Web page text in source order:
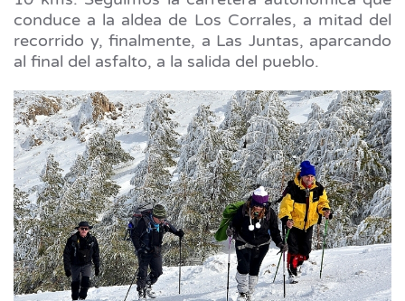
conduce a la aldea de Los Corrales, a mitad del
recorrido y, finalmente, a Las Juntas, aparcando
al final del asfalto, a la salida del pueblo.